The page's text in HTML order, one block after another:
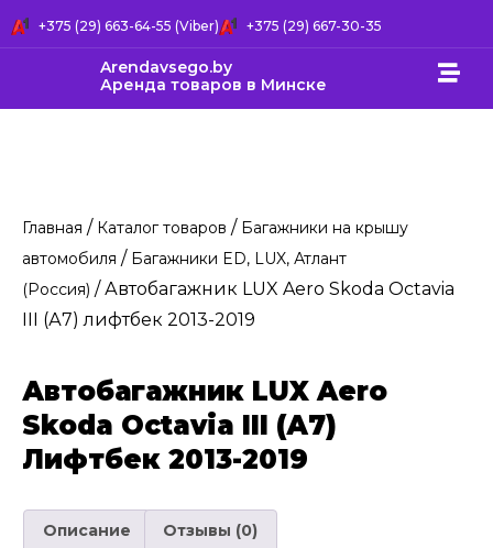
+375 (29) 663-64-55 (Viber) +375 (29) 667-30-35
Arendavsego.by
Аренда товаров в Минске
Главная / Каталог товаров / Багажники на крышу
автомобиля / Багажники ED, LUX, Атлант
(Россия) / Автобагажник LUX Aero Skoda Octavia
III (А7) лифтбек 2013-2019
Автобагажник LUX Aero
Skoda Octavia III (А7)
Лифтбек 2013-2019
Описание Отзывы (0)